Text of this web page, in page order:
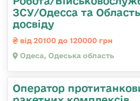
ЗСУ/Одесса та
досвіду
від 20100 до 120000 грн
Одеса, Одеська область
Оператор